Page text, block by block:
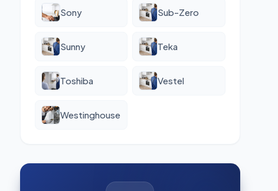
Sony Sub-Zero
Sunny Teka
Toshiba Vestel
Westinghouse